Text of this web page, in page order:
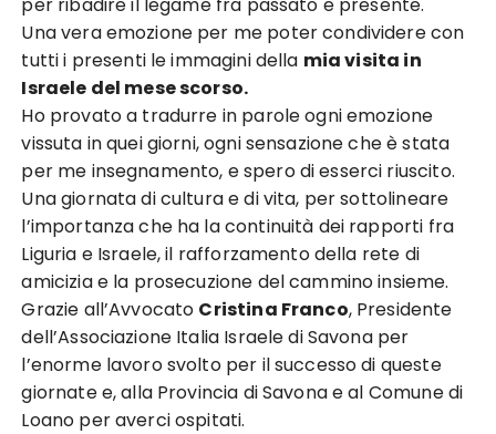
Una vera emozione per me poter condividere con
tutti i presenti le immagini della mia visita in
Israele del mese scorso.
Ho provato a tradurre in parole ogni emozione
vissuta in quei giorni, ogni sensazione che è stata
per me insegnamento, e spero di esserci riuscito.
Una giornata di cultura e di vita, per sottolineare
l’importanza che ha la continuità dei rapporti fra
Liguria e Israele, il rafforzamento della rete di
amicizia e la prosecuzione del cammino insieme.
Grazie all’Avvocato Cristina Franco, Presidente
dell’Associazione Italia Israele di Savona per
l’enorme lavoro svolto per il successo di queste
giornate e, alla Provincia di Savona e al Comune di
Loano per averci ospitati.